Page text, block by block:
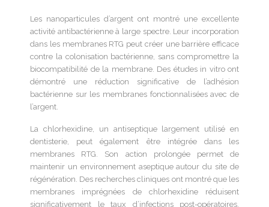
Les nanoparticules d’argent ont montré une excellente
activité antibactérienne à large spectre. Leur incorporation
dans les membranes RTG peut créer une barrière efficace
contre la colonisation bactérienne, sans compromettre la
biocompatibilité de la membrane. Des études in vitro ont
démontré une réduction significative de l’adhésion
bactérienne sur les membranes fonctionnalisées avec de
l’argent.
La chlorhexidine, un antiseptique largement utilisé en
dentisterie, peut également être intégrée dans les
membranes RTG. Son action prolongée permet de
maintenir un environnement aseptique autour du site de
régénération. Des recherches cliniques ont montré que les
membranes imprégnées de chlorhexidine réduisent
significativement le taux d’infections post-opératoires,